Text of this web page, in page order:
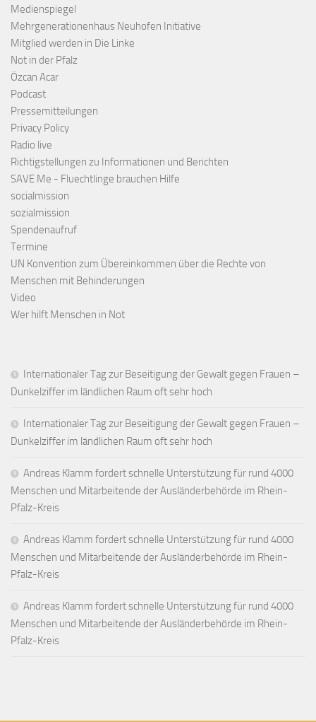
Medienspiegel
Mehrgenerationenhaus Neuhofen Initiative
Mitglied werden in Die Linke
Not in der Pfalz
Özcan Acar
Podcast
Pressemitteilungen
Privacy Policy
Radio live
Richtigstellungen zu Informationen und Berichten
SAVE Me - Fluechtlinge brauchen Hilfe
socialmission
sozialmission
Spendenaufruf
Termine
UN Konvention zum Übereinkommen über die Rechte von
Menschen mit Behinderungen
Video
Wer hilft Menschen in Not
Internationaler Tag zur Beseitigung der Gewalt gegen Frauen –
Dunkelziffer im ländlichen Raum oft sehr hoch
Internationaler Tag zur Beseitigung der Gewalt gegen Frauen –
Dunkelziffer im ländlichen Raum oft sehr hoch
Andreas Klamm fordert schnelle Unterstützung für rund 4000
Menschen und Mitarbeitende der Ausländerbehörde im Rhein-
Pfalz-Kreis
Andreas Klamm fordert schnelle Unterstützung für rund 4000
Menschen und Mitarbeitende der Ausländerbehörde im Rhein-
Pfalz-Kreis
Andreas Klamm fordert schnelle Unterstützung für rund 4000
Menschen und Mitarbeitende der Ausländerbehörde im Rhein-
Pfalz-Kreis